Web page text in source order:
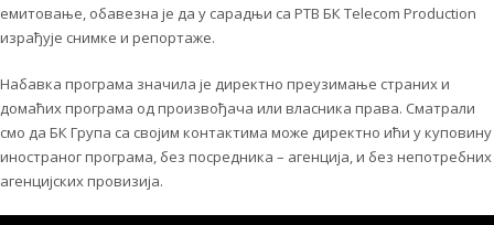
емитовање, обавезна је да у сарадњи са РТВ БК Telecom Production
израђује снимке и репортаже.
Набавка програма значила је директно преузимање страних и
домаћих програма од произвођача или власника права. Сматрали
смо да БК Група са својим контактима може директно ићи у куповину
иностраног програма, без посредника – агенција, и без непотребних
агенцијских провизија.